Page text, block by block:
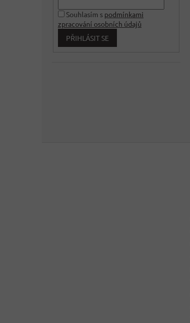
Souhlasím s podmínkami
zpracování osobních údajů
PŘIHLÁSIT SE